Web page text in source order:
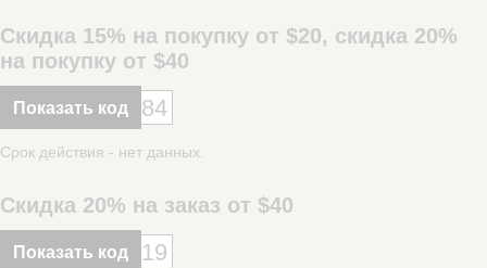
Скидка 15% на покупку от $20, скидка 20%
на покупку от $40
Показать код 84
Срок действия - нет данных.
Скидка 20% на заказ от $40
Показать код 19